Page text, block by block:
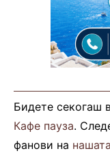
Бидете секогаш
Кафе пауза.
фанови на